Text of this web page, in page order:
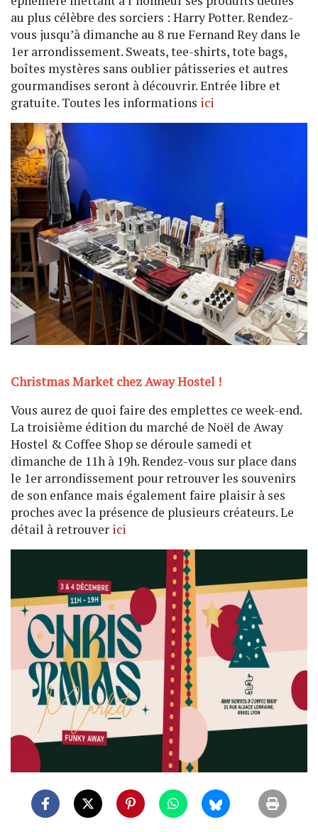
au plus célèbre des sorciers : Harry Potter. Rendez-
vous jusqu’à dimanche au 8 rue Fernand Rey dans le
1er arrondissement. Sweats, tee-shirts, tote bags,
boîtes mystères sans oublier pâtisseries et autres
gourmandises seront à découvrir. Entrée libre et
gratuite. Toutes les informations ici
Christmas Market chez Away Hostel !
Vous aurez de quoi faire des emplettes ce week-end.
La troisième édition du marché de Noël de Away
Hostel & Coffee Shop se déroule samedi et
dimanche de 11h à 19h. Rendez-vous sur place dans
le 1er arrondissement pour retrouver les souvenirs
de son enfance mais également faire plaisir à ses
proches avec la présence de plusieurs créateurs. Le
détail à retrouver ici